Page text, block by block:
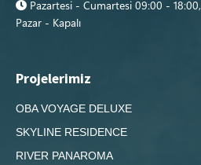
Pazartesi - Cumartesi 09:00 - 18:00,
Pazar - Kapalı
Projelerimiz
OBA VOYAGE DELUXE
SKYLINE RESIDENCE
RIVER PANAROMA